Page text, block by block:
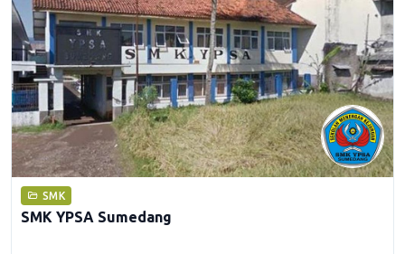
SMK
SMK YPSA Sumedang